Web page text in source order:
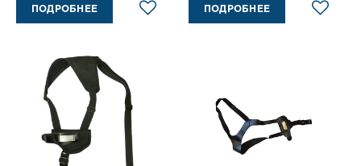
ПОДРОБНЕЕ ПОДРОБНЕЕ